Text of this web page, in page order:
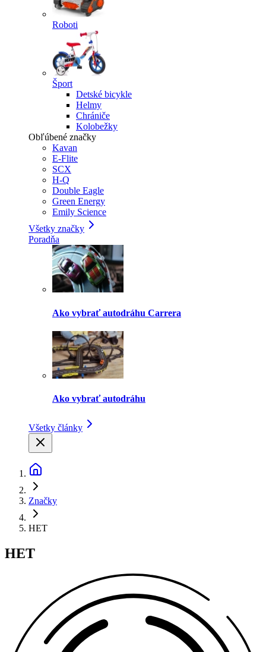
Roboti
Šport
Detské bicykle
Helmy
Chrániče
Kolobežky
Obľúbené značky
Kavan
E-Flite
SCX
H-Q
Double Eagle
Green Energy
Emily Science
Všetky značky
Poradňa
Ako vybrať autodráhu Carrera
Ako vybrať autodráhu
Všetky články
Značky
HET
HET